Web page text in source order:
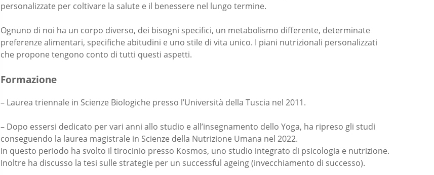
personalizzate per coltivare la salute e il benessere nel lungo termine.
Ognuno di noi ha un corpo diverso, dei bisogni specifici, un metabolismo differente, determinate
preferenze alimentari, specifiche abitudini e uno stile di vita unico. I piani nutrizionali personalizzati
che propone tengono conto di tutti questi aspetti.
Formazione
– Laurea triennale in Scienze Biologiche presso l’Università della Tuscia nel 2011.
– Dopo essersi dedicato per vari anni allo studio e all’insegnamento dello Yoga, ha ripreso gli studi
conseguendo la laurea magistrale in Scienze della Nutrizione Umana nel 2022.
In questo periodo ha svolto il tirocinio presso Kosmos, uno studio integrato di psicologia e nutrizione.
Inoltre ha discusso la tesi sulle strategie per un successful ageing (invecchiamento di successo).